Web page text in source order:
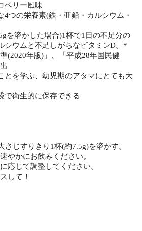
ベリー風味
4つの栄養素(鉄・亜鉛・カルシウム・
を溶かした場合)1杯で1日の不足分の
シウムと不足しがちなビタミンD。*
(2020年版)」、「平成28年国民健
とを学ぶ、幼児期のアタマにとても大
で衛生的に保存できる
さじすりきり1杯(約7.5g)を溶かす。
やかにお飲みください。
応じて調整してください。
して！